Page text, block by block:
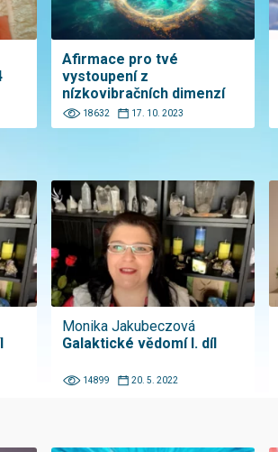
Afirmace pro tvé
vystoupení z
nízkovibračních dimenzí
18632 17. 10. 2023
Monika Jakubeczová
Galaktické vědomí I. díl
14899 20. 5. 2022